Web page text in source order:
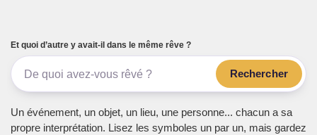
Et quoi d’autre y avait-il dans le même rêve ?
Rechercher
Un événement, un objet, un lieu, une personne... chacun a sa
propre interprétation. Lisez les symboles un par un, mais gardez